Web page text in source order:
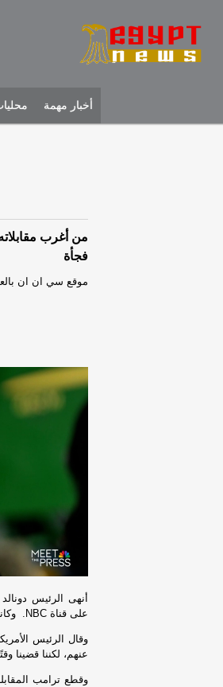
أخبار مهمة
فجأة
موقع سي ان ان
أنهى الرئيس
على قناة NBC. وكانت المقابلة محرجةً بالفعل، لأن صوت المطر في الخارج كان مُشتتًا.
وقال الرئيس
عنهم، لكننا قضينا
وقطع ترامب